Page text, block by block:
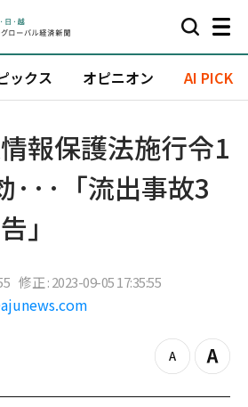
ックス オピニオン AI PICK
報保護法施行令1
···「流出事故3
」
修正 : 2023-09-05 17:35:55
z
o
Z
o